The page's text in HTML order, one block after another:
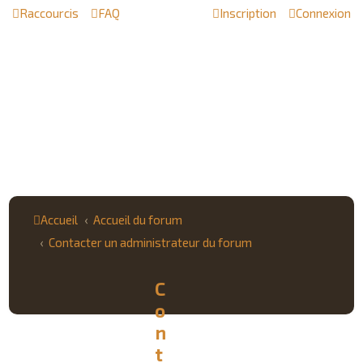
Raccourcis FAQ Connexion
Inscription
Accueil
Accueil du forum
Contacter un administrateur du forum
C
o
n
t